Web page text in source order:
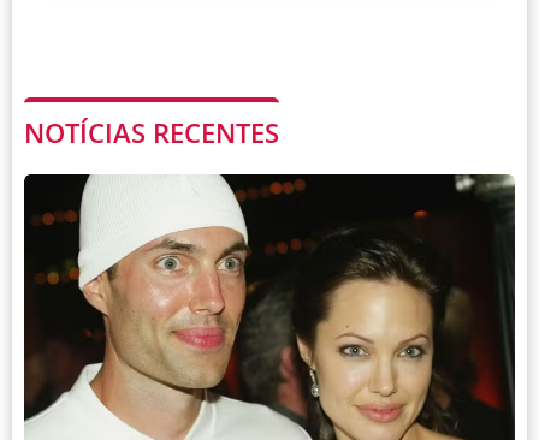
NOTÍCIAS RECENTES